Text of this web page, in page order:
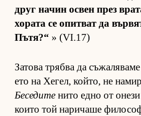
друг на­чин ос­вен през
хо­рата се опит­ват да
Пъ­тя?“ » (VI.17)
За­това трябва да
ето на Хе­гел, кой­то, не
Беседите нито едно от
ко­ито той на­ри­чаше